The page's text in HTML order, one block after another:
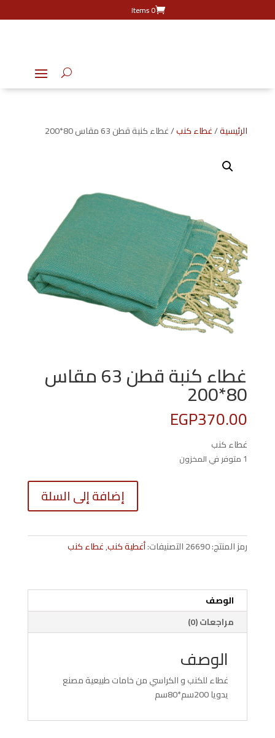
0 Items
الرئيسية/غطاء كنب/ غطاء كنبة قطن 63 مقاس 80*200
غطاء كنبة قطن 63 مقاس
80*200
EGP370.00
غطاء كنب
1 متوفر في المخزون
كمية
كنبة
إضافة إلى السلة
رمز المنتج:26690التصنيفات:أغطية كنب,غطاء كنب
الوصف
مراجعات (0)
الوصف
غطاء للكنب و الكراسي من خامات طبيعية مصنع
يدويا 200سم*80سم